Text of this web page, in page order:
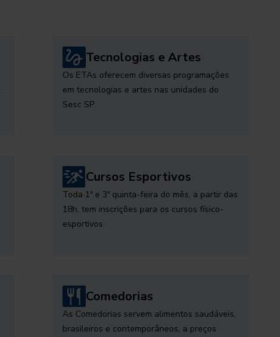
Tecnologias e Artes
Os ETAs oferecem diversas programações
em tecnologias e artes nas unidades do
Sesc SP
Cursos Esportivos
Toda 1ª e 3ª quinta-feira do mês, a partir das
18h, tem inscrições para os cursos físico-
esportivos
Comedorias
As Comedorias servem alimentos saudáveis,
brasileiros e contemporâneos, a preços